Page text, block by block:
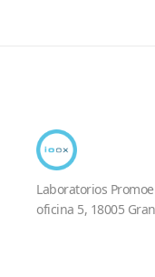
Laboratorios
oficina 5, 18005